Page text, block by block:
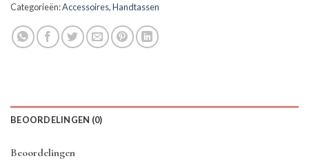
Categorieën:Accessoires,Handtassen
BEOORDELINGEN (0)
Beoordelingen